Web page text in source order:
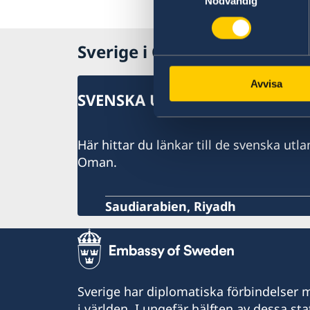
Avvisa
Sverige i Oman
SVENSKA
Här hittar du länkar till de svenska
Oman.
Saudiarabien, Riyadh
Sverige har diplomatiska förbindelser